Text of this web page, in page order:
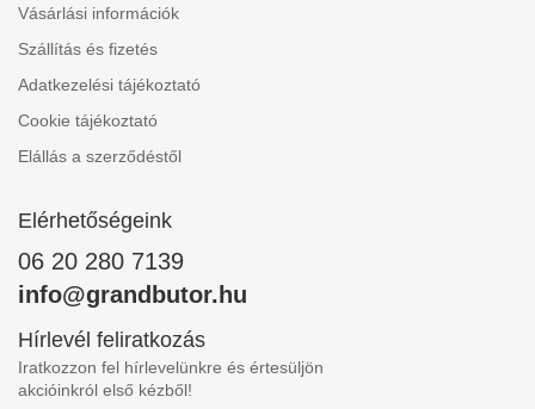
Vásárlási információk
Szállítás és fizetés
Adatkezelési tájékoztató
Cookie tájékoztató
Elállás a szerződéstől
Elérhetőségeink
06 20 280 7139
info@grandbutor.hu
Hírlevél feliratkozás
Iratkozzon fel hírlevelünkre és értesüljön
akcióinkról első kézből!